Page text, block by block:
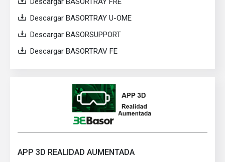
Descargar BASORTRAY U-OME
Descargar BASORSUPPORT
Descargar BASORTRAV FE
APP 3D REALIDAD AUMENTADA